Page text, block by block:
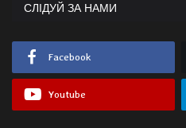
СЛІДУЙ ЗА НАМИ
Facebook
Youtube